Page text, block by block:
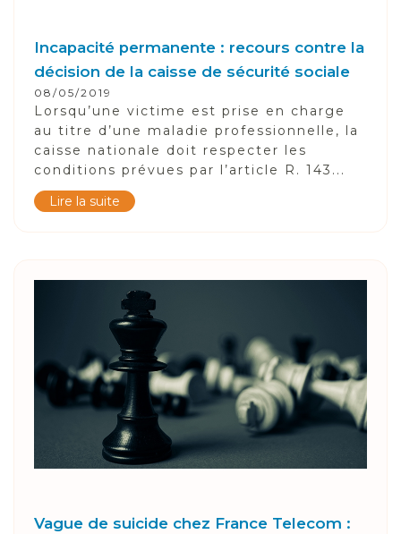
Incapacité permanente : recours contre la
décision de la caisse de sécurité sociale
08/05/2019
Lorsqu’une victime est prise en charge
au titre d’une maladie professionnelle, la
caisse nationale doit respecter les
conditions prévues par l’article R. 143...
Lire la suite
Vague de suicide chez France Telecom :